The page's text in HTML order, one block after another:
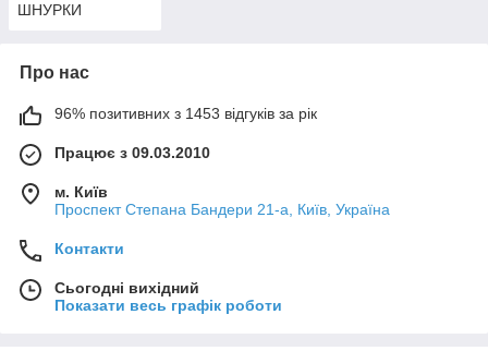
ШНУРКИ
Про нас
96% позитивних з 1453 відгуків за рік
Працює з 09.03.2010
м. Київ
Проспект Степана Бандери 21-а, Київ, Україна
Контакти
Сьогодні вихідний
Показати весь графік роботи